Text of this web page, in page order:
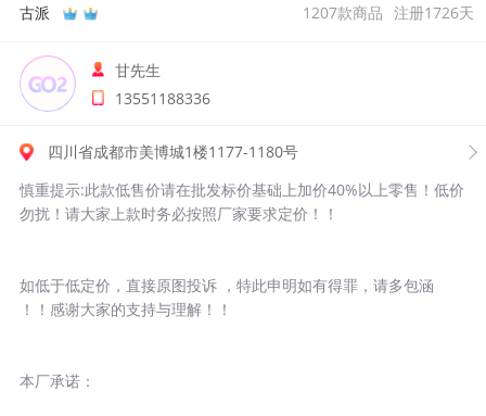
古派 1207款商品 注册1726天
甘先生
13551188336
四川省成都市美博城1楼1177-1180号
慎重提示:此款低售价请在批发标价基础上加价40%以上零售！低价
勿扰！请大家上款时务必按照厂家要求定价！！
如低于低定价，直接原图投诉 ，特此申明如有得罪，请多包涵
！！感谢大家的支持与理解！！
本厂承诺：